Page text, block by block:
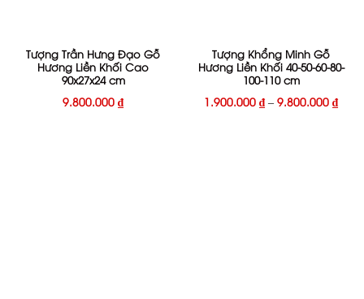
Tượng Trần Hưng Đạo Gỗ
Hương Liền Khối Cao
90x27x24 cm
9.800.000 ₫
Tượng Khổng Minh Gỗ
Hương Liền Khối 40-50-60-80-
100-110 cm
1.900.000 ₫ – 9.800.000 ₫